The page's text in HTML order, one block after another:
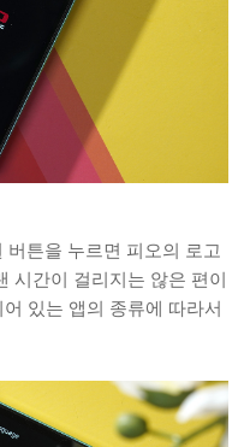
버튼을 누르면 피오의 로고
시간이 걸리지는 않은 편이
있는 앱의 종류에 따라서